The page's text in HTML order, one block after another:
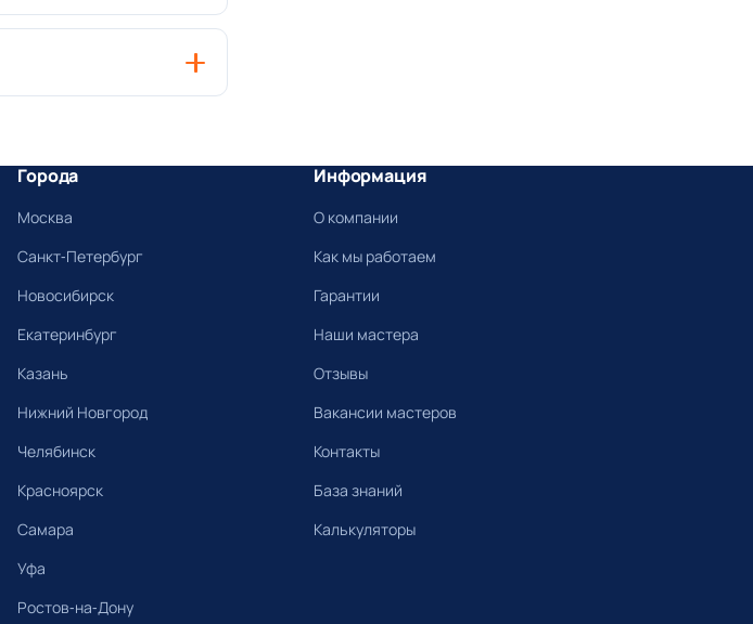
Города
Москва
Санкт-Петербург
Новосибирск
Екатеринбург
Казань
Нижний Новгород
Челябинск
Красноярск
Самара
Уфа
Ростов-на-Дону
Информация
О компании
Как мы работаем
Гарантии
Наши мастера
Отзывы
Вакансии мастеров
Контакты
База знаний
Калькуляторы